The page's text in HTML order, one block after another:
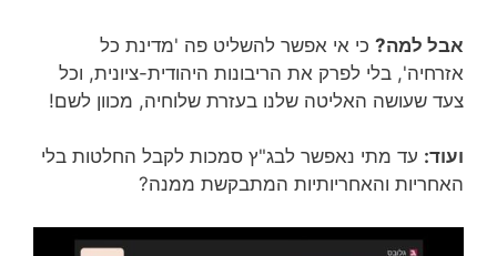
אבל למה? כי אי אפשר להשליט פה 'מדינת כל
אזרחיה', בלי לפרק את הריבונות היהודית-ציונית, וכל
צעד שעושה האליטה שלנו בעזרת שלוחיה, מכוון לשם!
ועוד: עד מתי נאפשר לבג"ץ סמכות לקבל החלטות בלי
האחריות והאחריותיות המתבקשת ממנה?